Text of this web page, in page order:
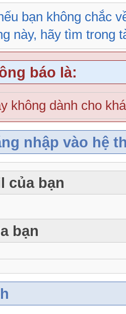
bạn không chắc
này, hãy tìm trong
báo là:
không dành cho
nhập vào hệ
của bạn
bạn